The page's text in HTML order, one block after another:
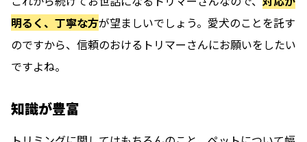
明るく、丁寧な方が望ましいでしょう。愛犬のことを託す
のですから、信頼のおけるトリマーさんにお願いをしたい
ですよね。
知識が豊富